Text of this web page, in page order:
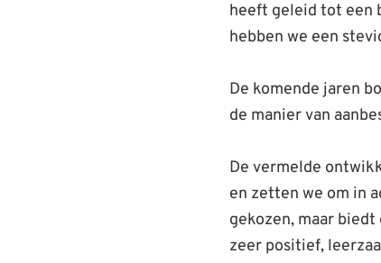
heeft geleid tot een
hebben we een
De komende jaren
de manier van
De vermelde
en zetten we om in
gekozen, maar
zeer positief,